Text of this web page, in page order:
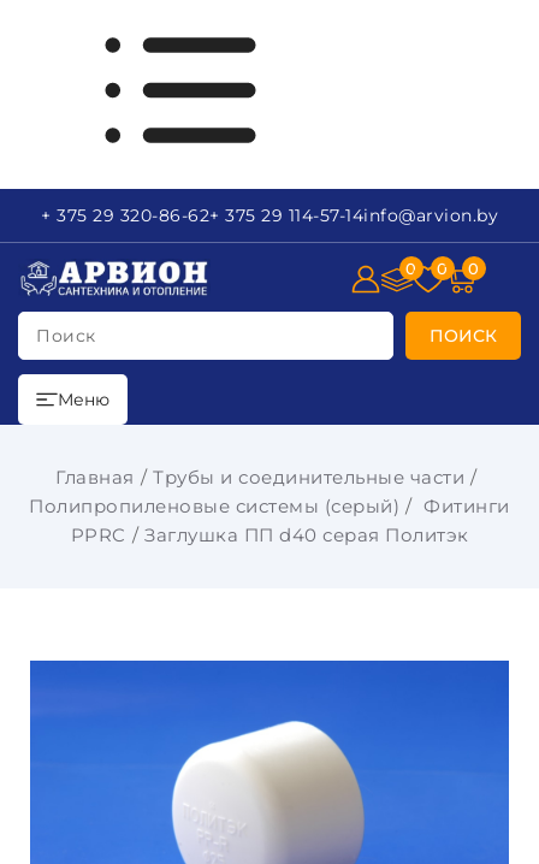
+ 375 29 320-86-62+ 375 29 114-57-14info@arvion.by
Поиск ПОИСК
0 0 0
Меню
Главная
Трубы и соединительные части
Полипропиленовые системы (серый)
Фитинги
PPRC
Заглушка ПП d40 серая Политэк